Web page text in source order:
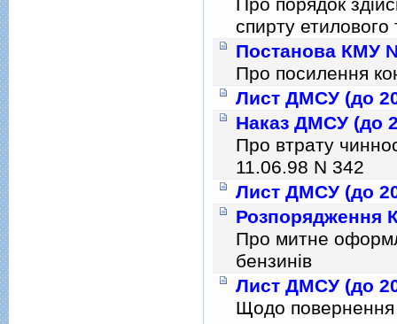
Про порядок
спирту етилового
Постанова КМУ
Про посилення
Лист ДМСУ (до
Наказ ДМСУ (до
Про втрату
11.06.98 N 342
Лист ДМСУ (до
Розпорядження
Про митне
бензинiв
Лист ДМСУ (до
Щодо